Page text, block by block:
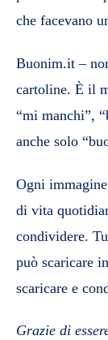
che facevano
Buonim.it –
cartoline. È il
“mi manchi”,
anche solo
Ogni
di vita
condividere.
può scaricare
scaricare e
Grazie di